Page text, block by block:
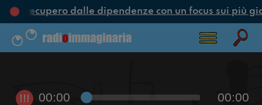
e recupero dalle dipendenze con un focus sui più
!!! 00:00 00:00